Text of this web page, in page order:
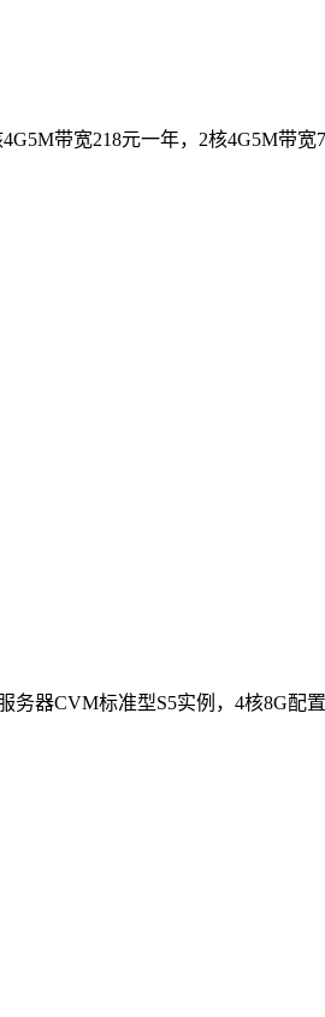
带宽218元一年，2核4G5M带
器CVM标准型S5实例，4核8G配